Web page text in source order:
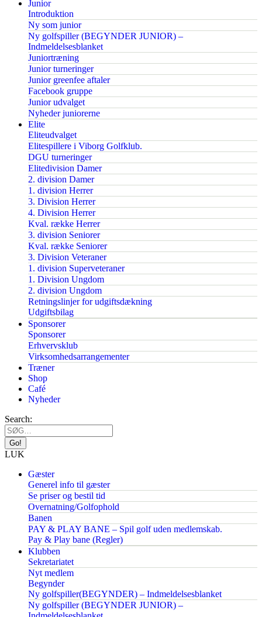
Junior
Introduktion
Ny som junior
Ny golfspiller (BEGYNDER JUNIOR) –
Indmeldelsesblanket
Juniortræning
Junior turneringer
Junior greenfee aftaler
Facebook gruppe
Junior udvalget
Nyheder juniorerne
Elite
Eliteudvalget
Elitespillere i Viborg Golfklub.
DGU turneringer
Elitedivision Damer
2. division Damer
1. division Herrer
3. Division Herrer
4. Division Herrer
Kval. række Herrer
3. division Seniorer
Kval. række Seniorer
3. Division Veteraner
1. division Superveteraner
1. Division Ungdom
2. division Ungdom
Retningslinjer for udgiftsdækning
Udgiftsbilag
Sponsorer
Sponsorer
Erhvervsklub
Virksomhedsarrangementer
Træner
Shop
Café
Nyheder
Search:
LUK
Gæster
Generel info til gæster
Se priser og bestil tid
Overnatning/Golfophold
Banen
PAY & PLAY BANE – Spil golf uden medlemskab.
Pay & Play bane (Regler)
Klubben
Sekretariatet
Nyt medlem
Begynder
Ny golfspiller(BEGYNDER) – Indmeldelsesblanket
Ny golfspiller (BEGYNDER JUNIOR) –